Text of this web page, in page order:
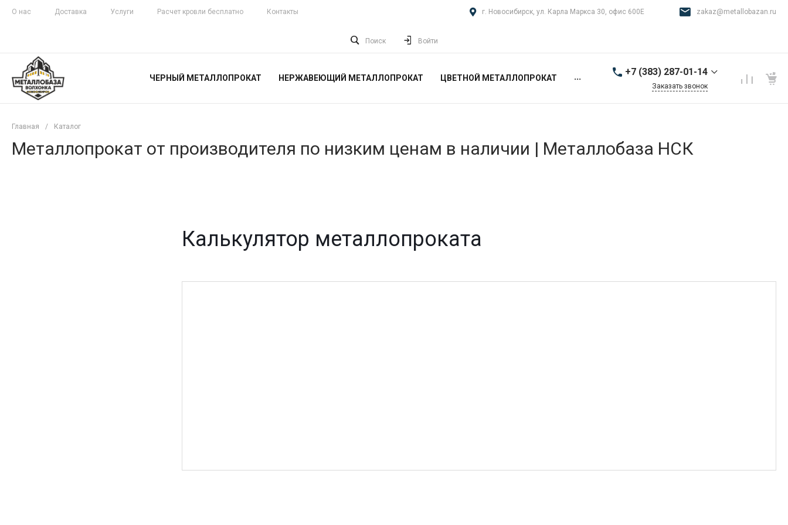
О нас Доставка Услуги Расчет кровли бесплатно Контакты г. Новосибирск, ул. Карла Маркса 30, офис 600Е zakaz@metallobazan.ru
Поиск Войти
ЧЕРНЫЙ МЕТАЛЛОПРОКАТ НЕРЖАВЕЮЩИЙ МЕТАЛЛОПРОКАТ ЦВЕТНОЙ МЕТАЛЛОПРОКАТ ... +7 (383) 287-01-14
9:00-18:00 пн-пт
Заказать звонок
Главная / Каталог
Металлопрокат от производителя по низким ценам в наличии | Металлобаза НСК
Калькулятор металлопроката